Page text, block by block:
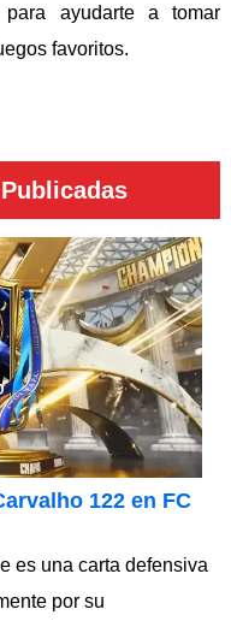
ayudarte a tomar
favoritos.
122 en FC
es una carta defensiva
por su